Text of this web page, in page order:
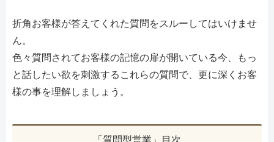
折角お客様が答えてくれた質問をスルーしてはいけませ
ん。
色々質問されてお客様の記憶の扉が開いている今、もっ
と話したい欲を刺激するこれらの質問で、更に深くお客
様の事を理解しましょう。
「質問型営業」目次